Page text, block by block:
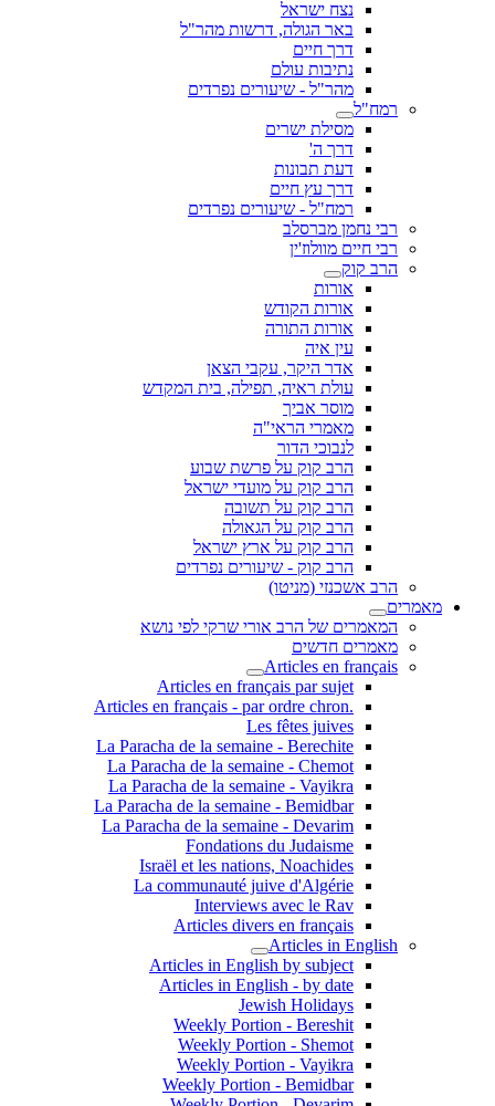
נצח ישראל
באר הגולה, דרשות מהר"ל
דרך חיים
נתיבות עולם
מהר"ל - שיעורים נפרדים
רמח"ל
מסילת ישרים
דרך ה'
דעת תבונות
דרך עץ חיים
רמח"ל - שיעורים נפרדים
רבי נחמן מברסלב
רבי חיים מוולוז'ין
הרב קוק
אורות
אורות הקודש
אורות התורה
עין איה
אדר היקר, עקבי הצאן
עולת ראיה, תפילה, בית המקדש
מוסר אביך
מאמרי הראי"ה
לנבוכי הדור
הרב קוק על פרשת שבוע
הרב קוק על מועדי ישראל
הרב קוק על תשובה
הרב קוק על הגאולה
הרב קוק על ארץ ישראל
הרב קוק - שיעורים נפרדים
הרב אשכנזי (מניטו)
מאמרים
המאמרים של הרב אורי שרקי לפי נושא
מאמרים חדשים
Articles en français
Articles en français par sujet
.Articles en français - par ordre chron
Les fêtes juives
La Paracha de la semaine - Berechite
La Paracha de la semaine - Chemot
La Paracha de la semaine - Vayikra
La Paracha de la semaine - Bemidbar
La Paracha de la semaine - Devarim
Fondations du Judaisme
Israël et les nations, Noachides
La communauté juive d'Algérie
Interviews avec le Rav
Articles divers en français
Articles in English
Articles in English by subject
Articles in English - by date
Jewish Holidays
Weekly Portion - Bereshit
Weekly Portion - Shemot
Weekly Portion - Vayikra
Weekly Portion - Bemidbar